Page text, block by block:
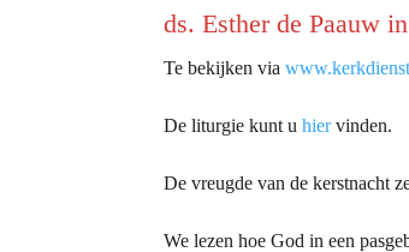
ds. Esther de Paauw
Te bekijken via
De liturgie kunt uhiervinden.
De vreugde van de kerstnacht
We lezen hoe God in een